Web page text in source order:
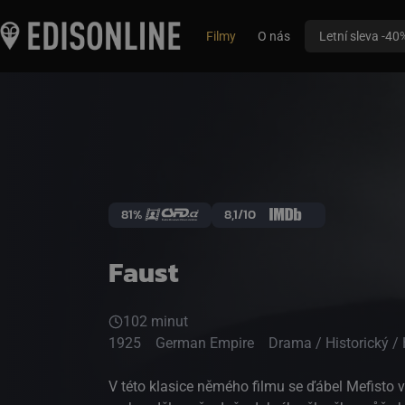
Filmy O nás Letní sleva -
Faust
81% 8,1/10
102 minut
1925
German Empire Drama / Historický /
V této klasice němého filmu se ďábel Mefisto